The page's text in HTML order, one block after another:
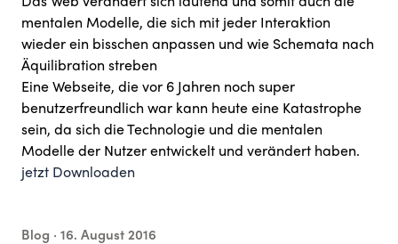
Das Web verändert sich laufend und somit auch die
mentalen Modelle, die sich mit jeder Interaktion
wieder ein bisschen anpassen und wie Schemata nach
Äquilibration streben
Eine Webseite, die vor 6 Jahren noch super
benutzerfreundlich war kann heute eine Katastrophe
sein, da sich die Technologie und die mentalen
Modelle der Nutzer entwickelt und verändert haben.
jetzt Downloaden
Blog · 16. August 2016